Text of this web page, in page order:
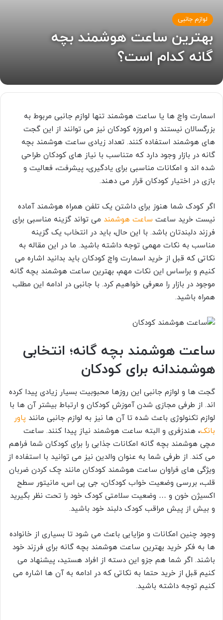
لوازم جانبی
بهترین ساعت هوشمند بچه
گانه کدام است؟
اسمارت واچ ها یا ساعت هوشمند تنها لوازم جانبی مربوط به
بزرگسالان نیستند و امروزه کودکان نیز می توانند از این گجت
های هوشمند استفاده کنند. تعداد زیادی ساعت هوشمند بچه
گانه در بازار وجود دارد که متناسب با نیاز های کودکان طراحی
شده اند و امکانات مناسبی برای یادگیری، پیشرفت، فعالیت و
بازی در اختیار کودکان قرار می دهند.
اگر کودک شما هنوز برای داشتن یک تلفن همراه هوشمند آماده
نیست خرید ساعت ساعت هوشمند می تواند گزینه مناسبی برای
فرزند دلبندتان باشد. با این حال، باید در انتخاب یک گزینه
مناسب به نکات مهمی توجه داشته باشید. ما در این مقاله به
نکاتی که قبل از خرید اسمارت واچ کودکان باید بدانید اشاره می
کنیم و براساس این نکات مهم، بهترین ساعت هوشمند بچه گانه
موجود در بازار را معرفی خواهیم کرد. با جانبی در ادامه این مطلب
همراه باشید.
ساعت هوشمند بچه گانه؛ انتخابی
هوشمندانه برای کودکان
گجت ها و لوازم جانبی این روزها محبوبیت بسیار زیادی پیدا کرده
اند. از طرفی مجازی شدن آموزش کودکان و ارتباط بیشتر آن ها با
لوازم تکنولوژی باعث شده تا آن ها نیز به لوازم جانبی مانند پاور
بانک، هندزفری و البته ساعت هوشمند نیاز پیدا کنند. ساعت
مچی هوشمند بچه گانه امکانات جذابی را برای کودکان شما فراهم
می کند. از طرفی شما به عنوان والدین نیز می توانید با استفاده از
ویژگی های فراوان ساعت هوشمند کودکان مانند چک کردن ضربان
قلب، بررسی وضعیت خواب کودکان، جی پی اس، مانیتور سطح
اکسیژن خون و … وضعیت سلامتی کودک خود را تحت نظر بگیرید
و بیش از پیش مراقب کودک دلبند خود باشید.
وجود چنین امکانات و مزایایی باعث می شود تا بسیاری از خانواده
ها به فکر خرید بهترین ساعت هوشمند بچه گانه برای فرزند خود
باشند. اگر شما هم جزو این دسته از افراد هستید، پیشنهاد می
کنیم قبل از خرید حتما به نکاتی که در ادامه به آن ها اشاره می
کنیم توجه داشته باشید.